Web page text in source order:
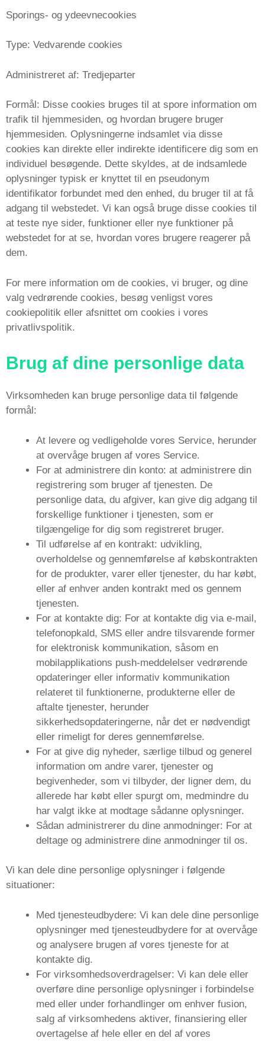
Sporings- og ydeevnecookies
Type: Vedvarende cookies
Administreret af: Tredjeparter
Formål: Disse cookies bruges til at spore information om
trafik til hjemmesiden, og hvordan brugere bruger
hjemmesiden. Oplysningerne indsamlet via disse
cookies kan direkte eller indirekte identificere dig som en
individuel besøgende. Dette skyldes, at de indsamlede
oplysninger typisk er knyttet til en pseudonym
identifikator forbundet med den enhed, du bruger til at få
adgang til webstedet. Vi kan også bruge disse cookies til
at teste nye sider, funktioner eller nye funktioner på
webstedet for at se, hvordan vores brugere reagerer på
dem.
For mere information om de cookies, vi bruger, og dine
valg vedrørende cookies, besøg venligst vores
cookiepolitik eller afsnittet om cookies i vores
privatlivspolitik.
Brug af dine personlige data
Virksomheden kan bruge personlige data til følgende
formål:
At levere og vedligeholde vores Service, herunder
at overvåge brugen af ​​vores Service.
For at administrere din konto: at administrere din
registrering som bruger af tjenesten. De
personlige data, du afgiver, kan give dig adgang til
forskellige funktioner i tjenesten, som er
tilgængelige for dig som registreret bruger.
Til udførelse af en kontrakt: udvikling,
overholdelse og gennemførelse af købskontrakten
for de produkter, varer eller tjenester, du har købt,
eller af enhver anden kontrakt med os gennem
tjenesten.
For at kontakte dig: For at kontakte dig via e-mail,
telefonopkald, SMS eller andre tilsvarende former
for elektronisk kommunikation, såsom en
mobilapplikations push-meddelelser vedrørende
opdateringer eller informativ kommunikation
relateret til funktionerne, produkterne eller de
aftalte tjenester, herunder
sikkerhedsopdateringerne, når det er nødvendigt
eller rimeligt for deres gennemførelse.
For at give dig nyheder, særlige tilbud og generel
information om andre varer, tjenester og
begivenheder, som vi tilbyder, der ligner dem, du
allerede har købt eller spurgt om, medmindre du
har valgt ikke at modtage sådanne oplysninger.
Sådan administrerer du dine anmodninger: For at
deltage og administrere dine anmodninger til os.
Vi kan dele dine personlige oplysninger i følgende
situationer:
Med tjenesteudbydere: Vi kan dele dine personlige
oplysninger med tjenesteudbydere for at overvåge
og analysere brugen af ​​vores tjeneste for at
kontakte dig.
For virksomhedsoverdragelser: Vi kan dele eller
overføre dine personlige oplysninger i forbindelse
med eller under forhandlinger om enhver fusion,
salg af virksomhedens aktiver, finansiering eller
overtagelse af hele eller en del af vores